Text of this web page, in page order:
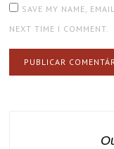
SAVE MY NAME,
NEXT TIME I COMMENT.